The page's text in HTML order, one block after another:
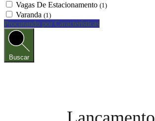
Vagas De Estacionamento (1)
Varanda (1)
Procurando por Características
Buscar